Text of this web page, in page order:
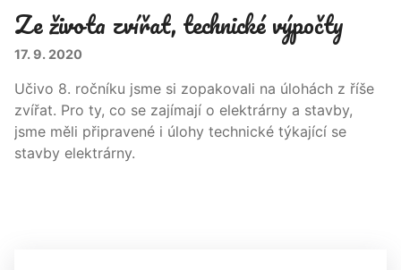
Ze života zvířat, technické výpočty
17. 9. 2020
Učivo 8. ročníku jsme si zopakovali na úlohách z říše
zvířat. Pro ty, co se zajímají o elektrárny a stavby,
jsme měli připravené i úlohy technické týkající se
stavby elektrárny.